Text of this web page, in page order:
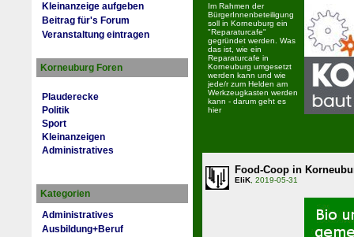
Kleinanzeige aufgeben
Beitrag für's Forum
Veranstaltung eintragen
Korneuburg Foren
Plauderecke
Politik
Sport
Kleinanzeigen
Administratives
Kategorien
Administratives
Ausbildung+Beruf
Im Rahmen der
BürgerInnenbeteiligung
soll in Korneuburg ein
"Reparaturcafe"
gegründet werden. Was
das ist, wie ein
Reparaturcafe in
Korneuburg umgesetzt
werden kann und wie
jede/r zum Helden am
Werkzeugkasten werden
kann - darum geht es
hier
Food-Coop in
EliK, 2019-05-31